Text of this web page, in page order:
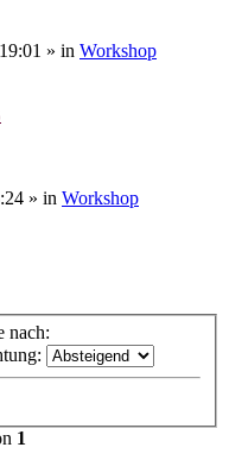
» in Workshop
» in Workshop
nach:
1